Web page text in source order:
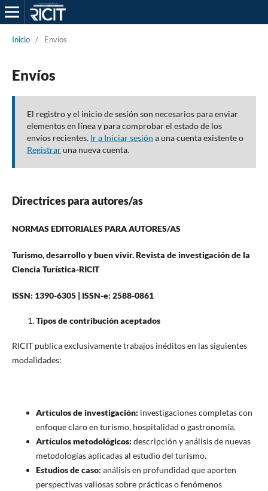
Inicio / Envíos
Envíos
El registro y el inicio de sesión son necesarios para enviar
elementos en línea y para comprobar el estado de los
envíos recientes. Ir a Iniciar sesión a una cuenta existente o
Registraruna nueva cuenta.
Directrices para autores/as
NORMAS EDITORIALES PARA AUTORES/AS
Turismo, desarrollo y buen vivir. Revista de investigación de la
Ciencia Turística-RICIT
ISSN: 1390-6305 | ISSN-e: 2588-0861
Tipos de contribución aceptados
RICIT publica exclusivamente trabajos inéditos en las siguientes
modalidades:
Artículos de investigación: investigaciones completas con
enfoque claro en turismo, hospitalidad o gastronomía.
Artículos metodológicos: descripción y análisis de nuevas
metodologías aplicadas al estudio del turismo.
Estudios de caso: análisis en profundidad que aporten
perspectivas valiosas sobre prácticas o fenómenos